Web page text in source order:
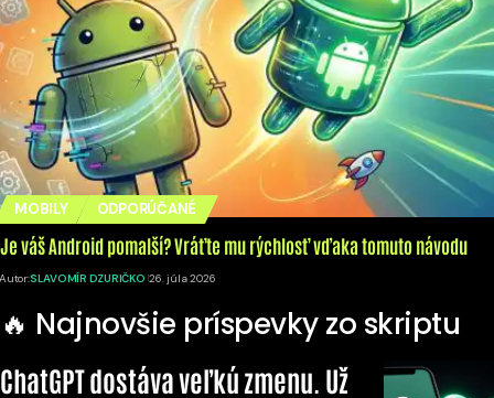
MOBILY ODPORÚČANÉ
Je váš Android pomalší? Vráťte mu rýchlosť vďaka tomuto návodu
Autor:SLAVOMÍR DZURIČKO 26. júla 2026
🔥 Najnovšie príspevky zo skriptu
ChatGPT dostáva veľkú zmenu. Už